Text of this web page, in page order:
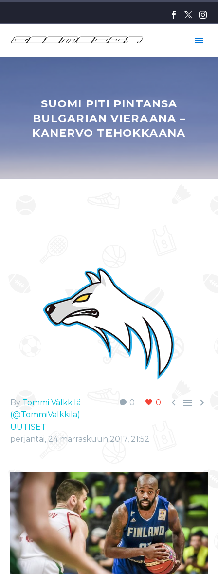
SUOMI PITI PINTANSA
BULGARIAN VIERAANA –
KANERVO TEHOKKAANA
0 0   
By Tommi Välkkilä
(@TommiValkkila)
UUTISET
perjantai, 24 marraskuun 2017, 21:52